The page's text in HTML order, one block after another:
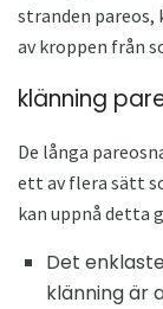
stranden pareos,
av kroppen från
klänning
De långa
ett av flera sätt
kan uppnå detta
Det
klänning är